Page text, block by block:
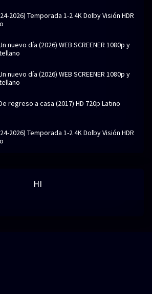
2026) Temporada 1-2 4K Dolby Visión HDR
nuevo día (2026) WEB SCREENER 1080p y
nuevo día (2026) WEB SCREENER 1080p y
regreso a casa (2017) HD 720p Latino
2026) Temporada 1-2 4K Dolby Visión HDR
HI